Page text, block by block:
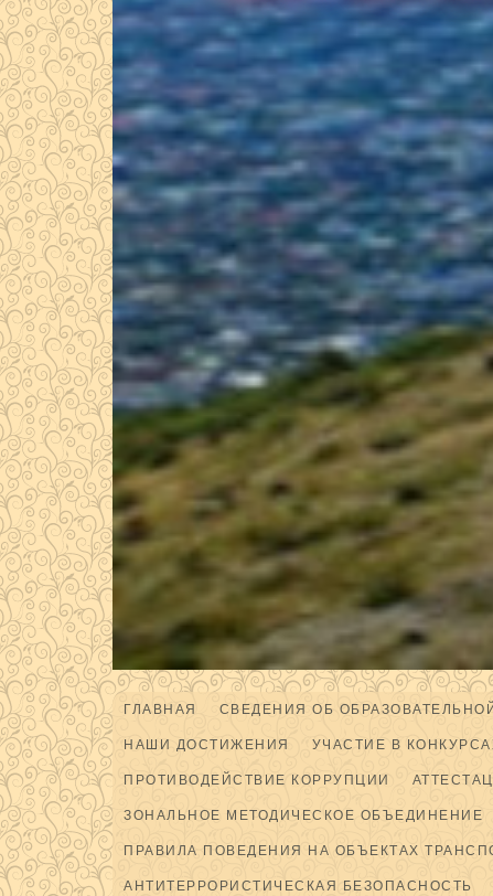
ГЛАВНАЯ СВЕДЕНИЯ ОБ
НАШИ ДОСТИЖЕНИЯ УЧАСТИЕ В
ПРОТИВОДЕЙСТВИЕ КОРРУПЦИИ
ЗОНАЛЬНОЕ МЕТОДИЧЕСКОЕ ОБЪЕДИНЕНИЕ
ПРАВИЛА ПОВЕДЕНИЯ НА ОБЪЕКТАХ
АНТИТЕРРОРИСТИЧЕСКАЯ БЕЗОПАСНОСТЬ